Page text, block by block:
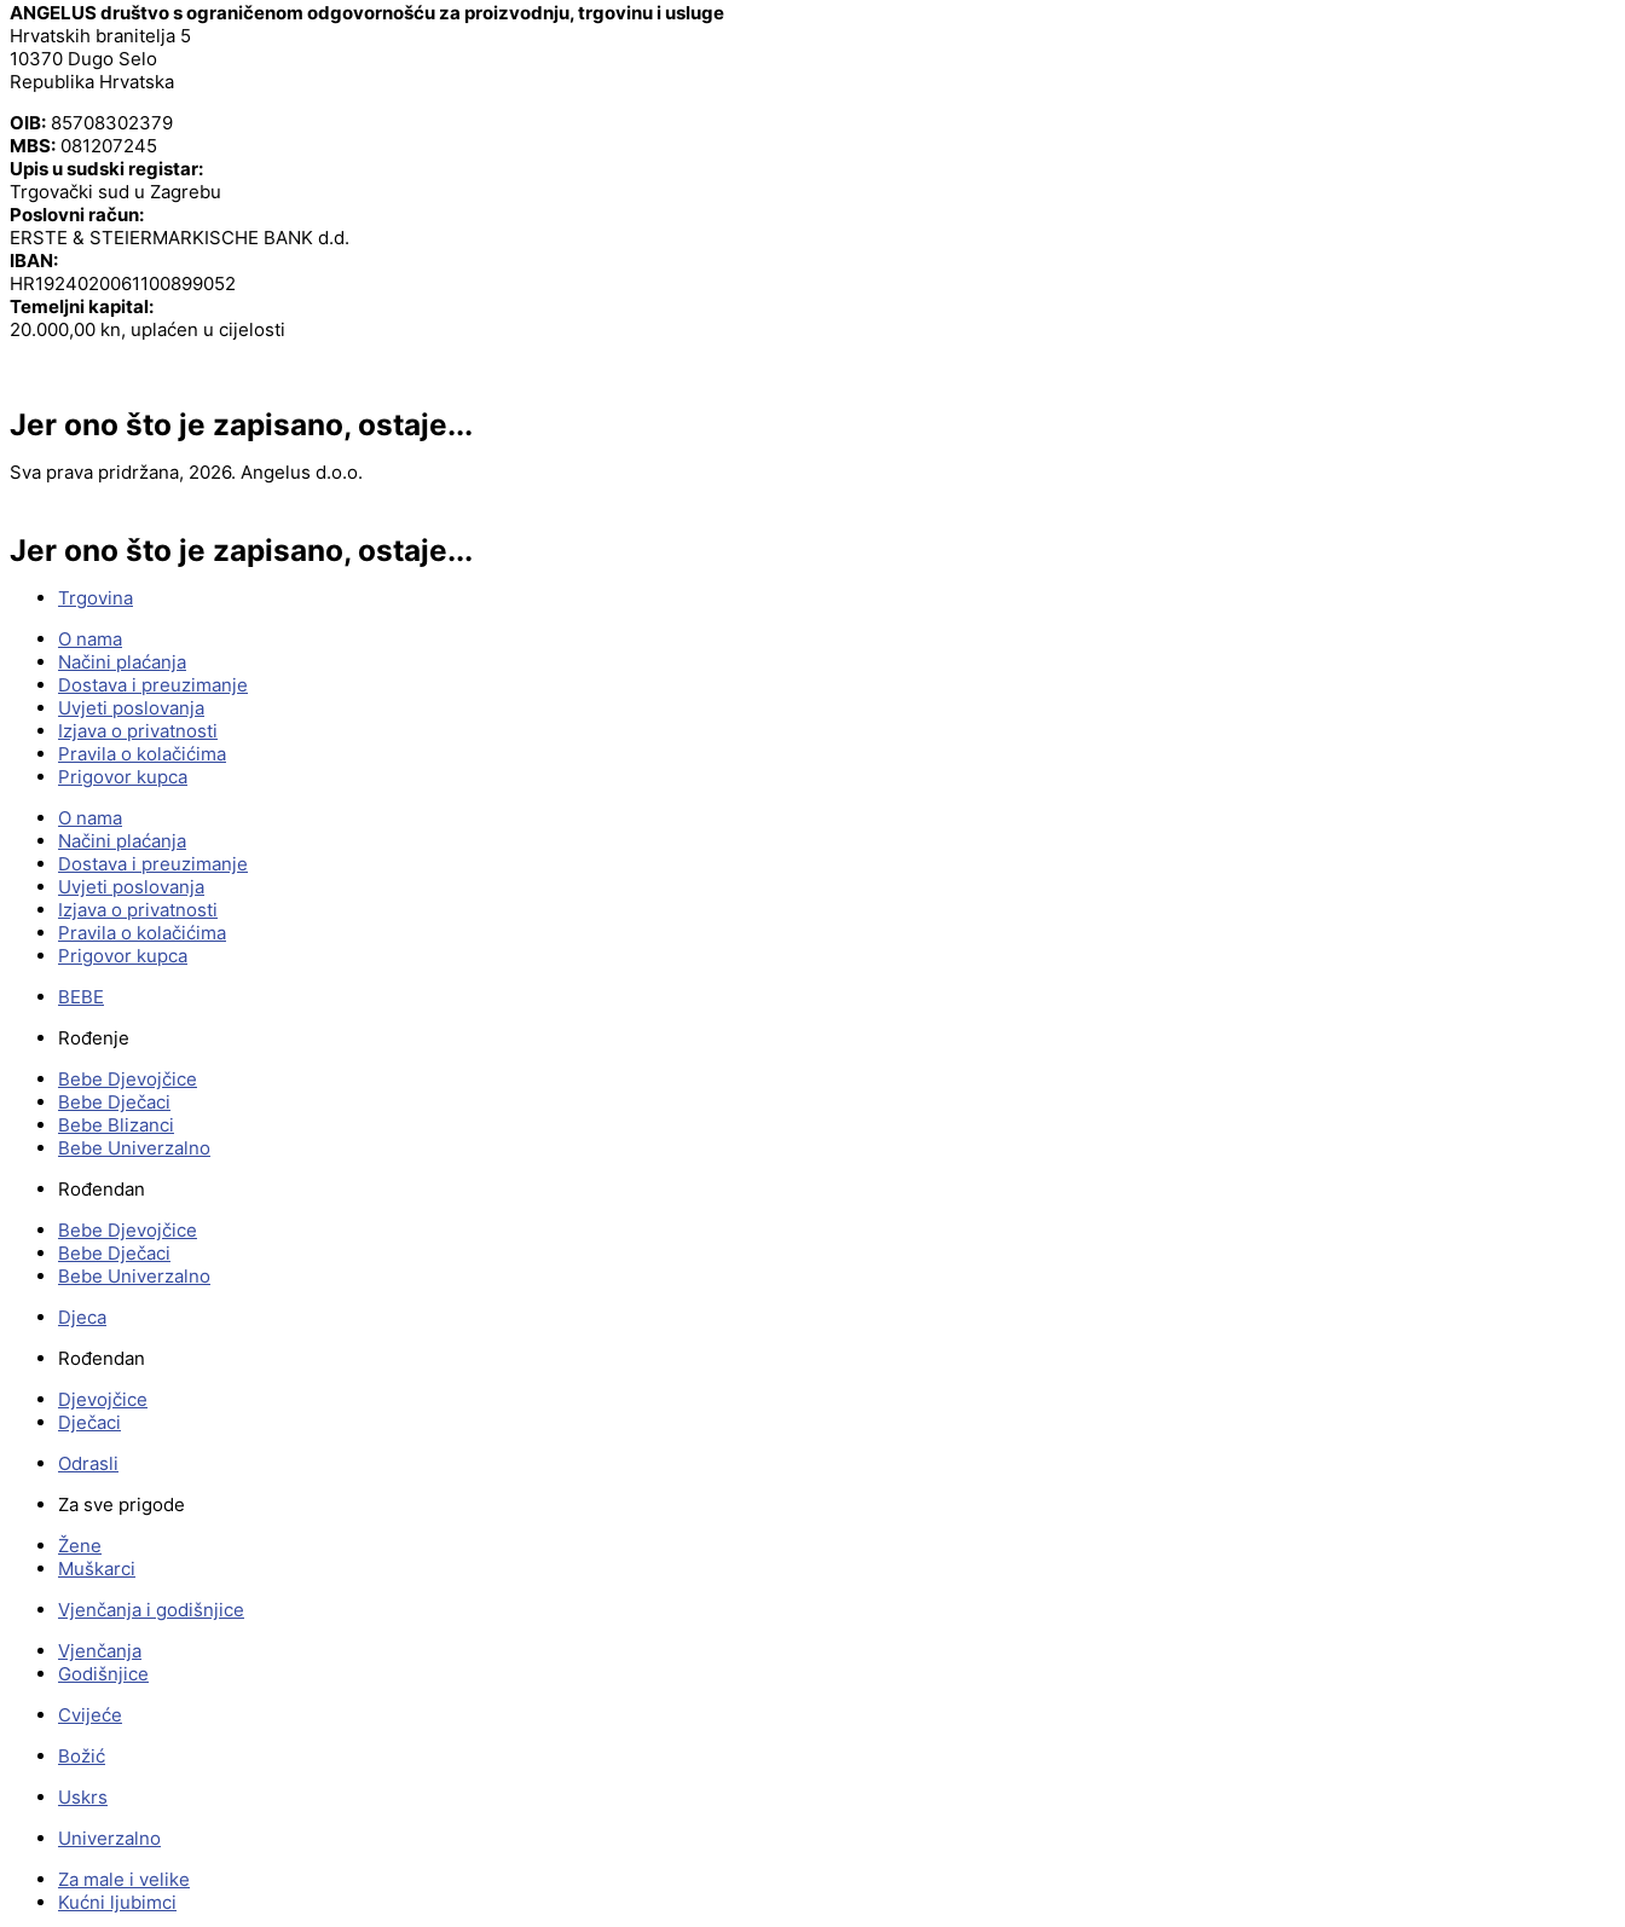
ANGELUS društvo s ograničenom odgovornošću za proizvodnju, trgovinu i usluge
Hrvatskih branitelja 5
10370 Dugo Selo
Republika Hrvatska
OIB: 85708302379
MBS: 081207245
Upis u sudski registar:
Trgovački sud u Zagrebu
Poslovni račun:
ERSTE & STEIERMARKISCHE BANK d.d.
IBAN:
HR1924020061100899052
Temeljni kapital:
20.000,00 kn, uplaćen u cijelosti
Jer ono što je zapisano, ostaje...
Sva prava pridržana, 2026. Angelus d.o.o.
Jer ono što je zapisano, ostaje...
Trgovina
O nama
Načini plaćanja
Dostava i preuzimanje
Uvjeti poslovanja
Izjava o privatnosti
Pravila o kolačićima
Prigovor kupca
O nama
Načini plaćanja
Dostava i preuzimanje
Uvjeti poslovanja
Izjava o privatnosti
Pravila o kolačićima
Prigovor kupca
BEBE
Rođenje
Bebe Djevojčice
Bebe Dječaci
Bebe Blizanci
Bebe Univerzalno
Rođendan
Bebe Djevojčice
Bebe Dječaci
Bebe Univerzalno
Djeca
Rođendan
Djevojčice
Dječaci
Odrasli
Za sve prigode
Žene
Muškarci
Vjenčanja i godišnjice
Vjenčanja
Godišnjice
Cvijeće
Božić
Uskrs
Univerzalno
Za male i velike
Kućni ljubimci